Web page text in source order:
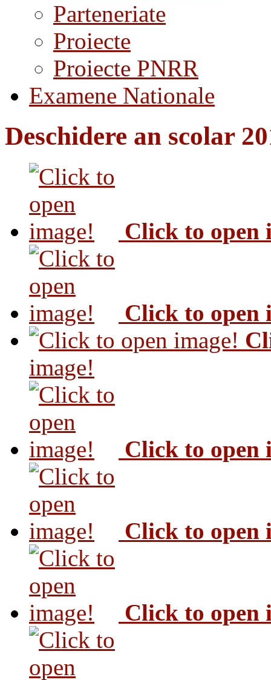
Parteneriate
Proiecte
Proiecte PNRR
Examene Nationale
Deschidere an scolar
Click to open
Click to open
image!
Click to open
Click to open
Click to open